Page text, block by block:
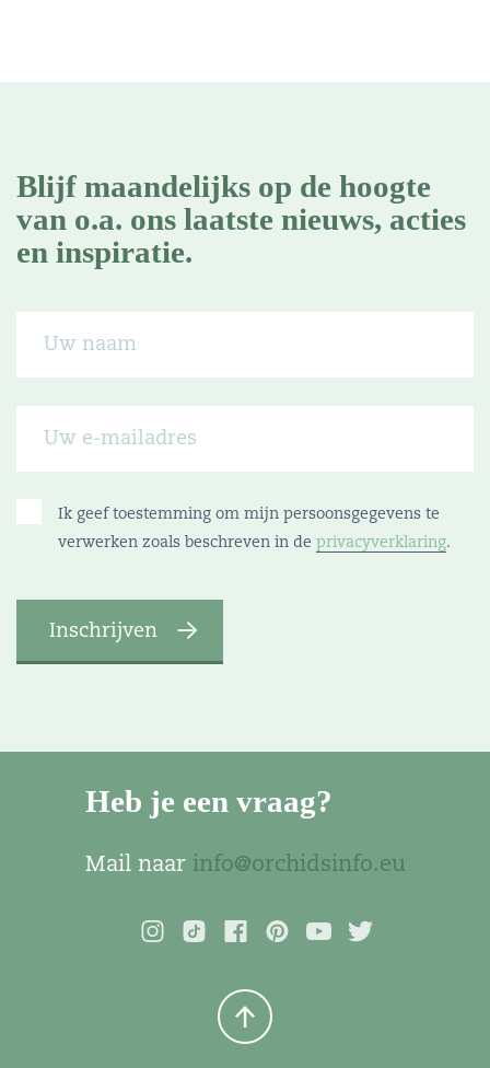
Blijf maandelijks op de hoogte
van o.a. ons laatste nieuws, acties
en inspiratie.
Ik geef toestemming om mijn persoonsgegevens te
verwerken zoals beschreven in de privacyverklaring.
Heb je een vraag?
Mail naar info@orchidsinfo.eu